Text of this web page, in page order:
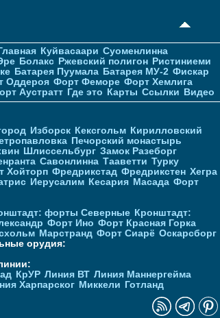
Главная Куйвасаари Суоменлиннa
Болакс Ржевский полигон Ристиниеми
Батарея Пуумала Батарея МУ-2 Фискар
Оддероя Форт Феморе Форт Хемлига
Аустратт Где это Карты Ссылки Видео
Изборск Кексгольм Кирилловский
Печорcкий монастырь
Шлиссельбург Замок Разеборг
Савонлинна Тааветти Турку
Хойторп Фредрикстад Фредрикстен Хегра
Иерусалим Кесария Масада Форт
форты Северные Кронштадт:
Форт Ино Форт Красная Горка
Марстранд Форт Сиарё Оскарсборг
орудия:
КрУР Линия ВТ Линия Маннергейма
Харпарског Миккели
Готланд